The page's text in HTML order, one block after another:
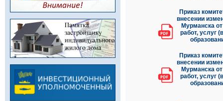
Приказ
внесении
Мурманска
работ, услуг
Приказ
внесении
Мурманска
работ, услуг